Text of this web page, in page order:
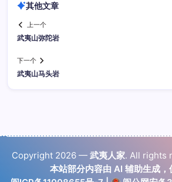
其他文章
上一个
武夷山弥陀岩
下一个
武夷山马头岩
Copyright 2026 — 武夷人家. All rights
本站部分内容由 AI 辅助生成，